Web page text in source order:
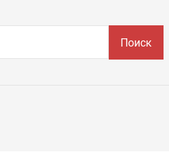
Поиск